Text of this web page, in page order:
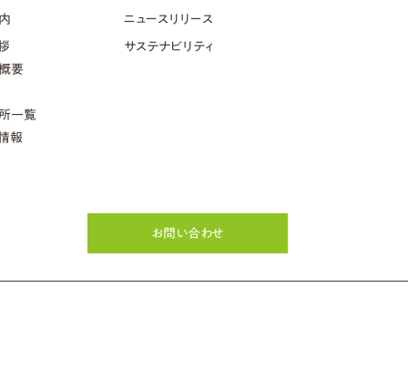
要
一覧
報
ニュースリリース
サステナビリティ
お問い合わせ